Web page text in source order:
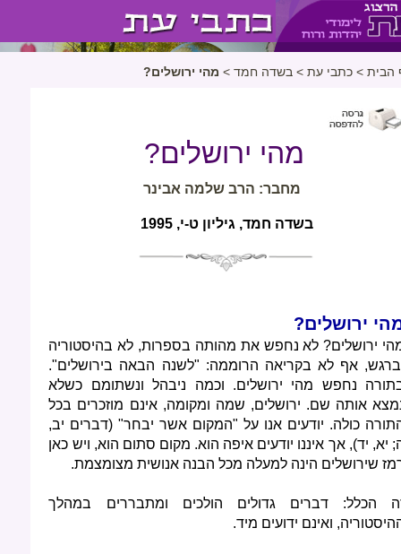
הבית > כתבי עת > בשדה חמד > מהי ירושלים?
מהי ירושלים?
מחבר: הרב שלמה אבינר
בשדה חמד, גיליון ט-י, 1995
ירושלים?
ירושלים? לא נחפש את מהותה בספרות, לא בהיסטוריה
אף לא בקריאה הרוממה: "לשנה הבאה בירושלים".
נחפש מהי ירושלים. וכמה ניבהל ונשתומם כשלא
אותה שם. ירושלים, שמה ומקומה, אינם מוזכרים בכל
כולה. יודעים אנו על "המקום אשר יבחר" (דברים יב,
יא, יד), אך איננו יודעים איפה הוא. מקום סתום הוא, ויש כאן
שירושלים הינה למעלה מכל הבנה אנושית מצומצמת.
הכלל: דברים גדולים הולכים ומתבררים במהלך
ואינם ידועים מיד.